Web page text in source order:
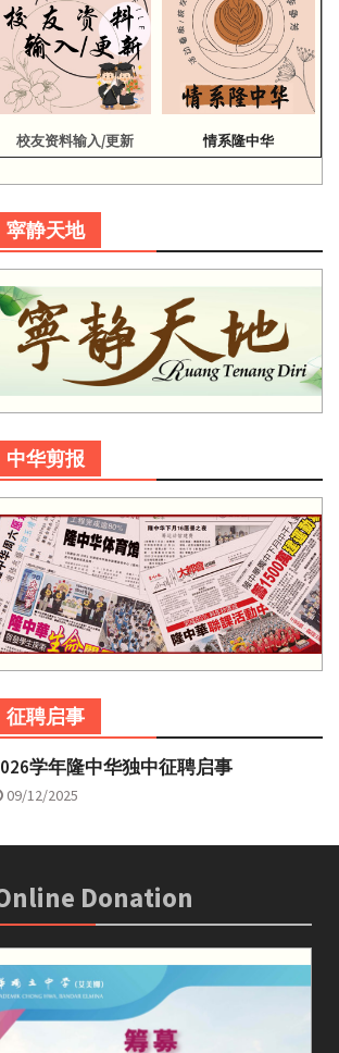
校友资料输入/更新 情系隆中华
寜静天地
中华剪报
征聘启事
学年隆中华独中征聘启事
09/12/2025
Donation